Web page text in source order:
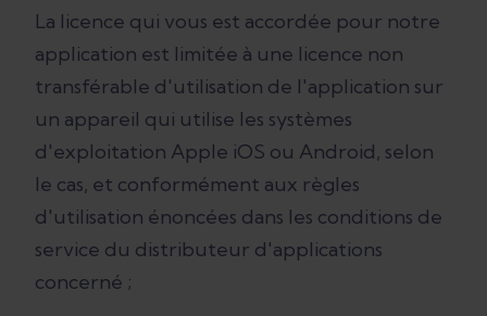
La licence qui vous est accordée pour notre
application est limitée à une licence non
transférable d'utilisation de l'application sur
un appareil qui utilise les systèmes
d'exploitation Apple iOS ou Android, selon
le cas, et conformément aux règles
d'utilisation énoncées dans les conditions de
service du distributeur d'applications
concerné ;